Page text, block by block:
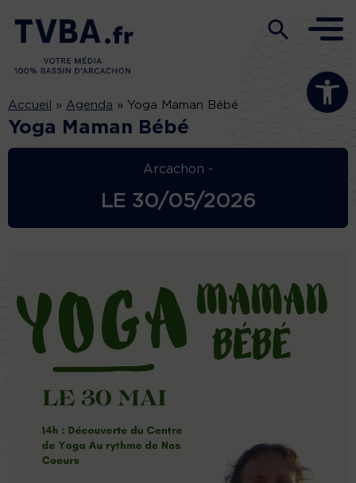
Ouvrir la
Accueil » Agenda » Yoga Maman Bébé
Yoga Maman Bébé
Arcachon -
LE 30/05/2026